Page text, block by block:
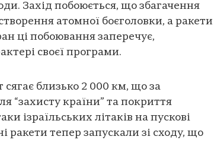
Захід побоюється, що збагачення
атомної боєголовки, а ракети
ці побоювання заперечує,
своєї програми.
сягає близько 2 000 км, що за
“захисту країни” та покриття
ізраїльських літаків на пускові
ракети тепер запускали зі сходу, що